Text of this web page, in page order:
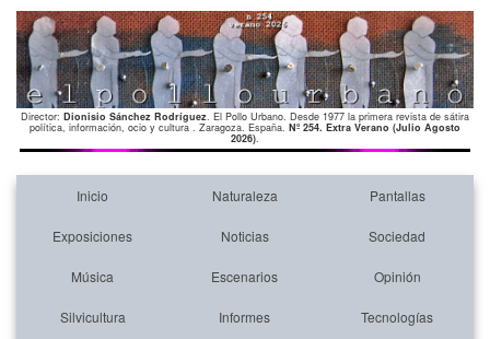
Director: Dionisio Sánchez Rodríguez. El Pollo Urbano. Desde 1977 la primera revista de sátira
política, información, ocio y cultura . Zaragoza. España. Nº 254. Extra Verano (Julio Agosto
2026).
Inicio Naturaleza Pantallas
Exposiciones Noticias Sociedad
Música Escenarios Opinión
Silvicultura Informes Tecnologías